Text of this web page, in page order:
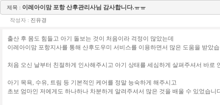
제목 : 이레아이맘 포항 산후관리사님 감사합니다.ㅠㅠ
작성자 : 진유경
출산 후 몸도 힘들고 아기 돌보는 것이 처음이라 걱정이 많았는데
이레아이맘 포항지사를 통해 산후도우미 서비스를 이용하면서 많은 도움을 받았
처음 오신 날부터 친절하게 인사해주시고 아기 상태를 세심하게 살펴주셔서 바로
아기 목욕, 수유, 트림 등 기본적인 케어를 정말 능숙하게 해주시고
초보 엄마인 저에게도 하나하나 차분하게 알려주셔서 많은 것을 배울 수 있었습니